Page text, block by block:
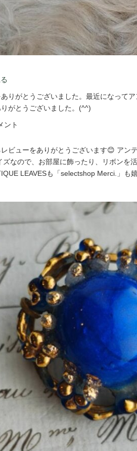
りがとうございました。最近になって
がとうございました。(^^)
ント
ビューをありがとうございます😊 ア
なので、お部屋に飾ったり、リボンを
LEAVESも「selectshop Merci.」も